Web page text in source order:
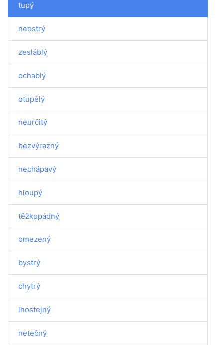
tupý
neostrý
zesláblý
ochablý
otupělý
neurčitý
bezvýrazný
nechápavý
hloupý
těžkopádný
omezený
bystrý
chytrý
lhostejný
netečný